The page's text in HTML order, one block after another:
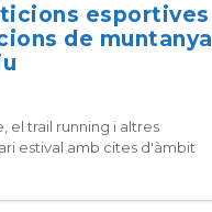
esportives
de muntanya
el trail running i altres
estival amb cites d'àmbit